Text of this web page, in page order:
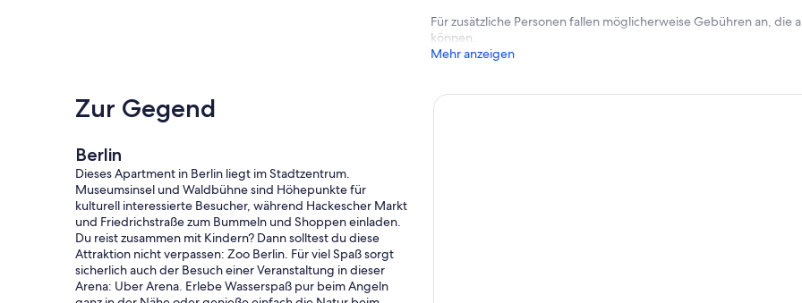
Für zusätzliche Personen fallen möglicherweise Gebühren an,
können.
Mehr anzeigen
Zur Gegend
Berlin
Dieses Apartment in Berlin liegt im Stadtzentrum.
Museumsinsel und Waldbühne sind Höhepunkte für
kulturell interessierte Besucher, während Hackescher Markt
und Friedrichstraße zum Bummeln und Shoppen einladen.
Du reist zusammen mit Kindern? Dann solltest du diese
Attraktion nicht verpassen: Zoo Berlin. Für viel Spaß sorgt
sicherlich auch der Besuch einer Veranstaltung in dieser
Arena: Uber Arena. Erlebe Wasserspaß pur beim Angeln